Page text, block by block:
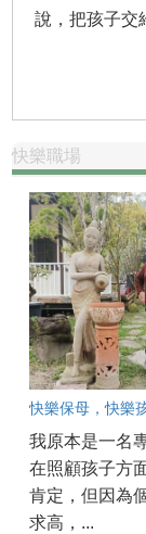
說，把孩子交
快樂職場
快樂保母，快樂
我原本是一名
在照顧孩子方
肯定，但因為
求高，...